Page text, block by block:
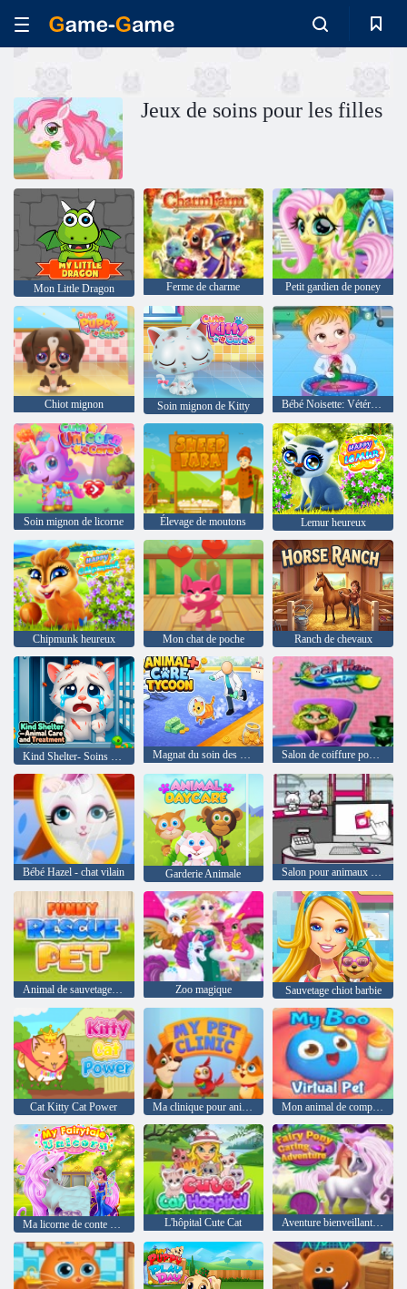
Jeux de soins pour les filles
Mon Little Dragon Ferme de charme Petit gardien de poney
Chiot mignon Soin mignon de Kitty Bébé Noisette: Vétérinaire
Soin mignon de licorne Élevage de moutons Lemur heureux
Chipmunk heureux Mon chat de poche Ranch de chevaux
Magnat du soin des animaux Salon de coiffure pour chat
Bébé Hazel - chat vilain Garderie Animale Salon pour animaux de compagnie Kitty Care
Animal de sauvetage drôle Zoo magique Sauvetage chiot barbie
Cat Kitty Cat Power Ma clinique pour animaux de compagnie Mon animal de compagnie virtuel boo
L'hôpital Cute Cat Aventure bienveillante de fée poney